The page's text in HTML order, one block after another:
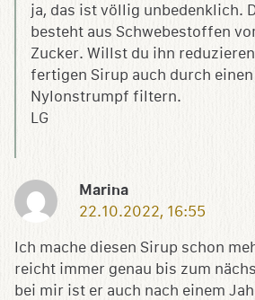
ja, das ist völlig unbedenklich.
besteht aus Schwebestoffen
Zucker. Willst du ihn
fertigen Sirup auch durch
Nylonstrumpf filtern.
LG
Marina
22.10.2022, 16:55
Ich mache diesen Sirup schon
reicht immer genau bis zum
bei mir ist er auch nach einem